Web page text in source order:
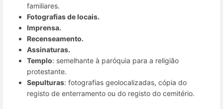
familiares.
Fotografias de locais.
Imprensa.
Recenseamento.
Assinaturas.
Templo: semelhante à paróquia para a religião
protestante.
Sepulturas: fotografias geolocalizadas, cópia do
registo de enterramento ou do registo do cemitério.